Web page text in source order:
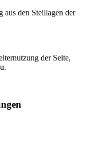
den Steillagen der
der Seite,